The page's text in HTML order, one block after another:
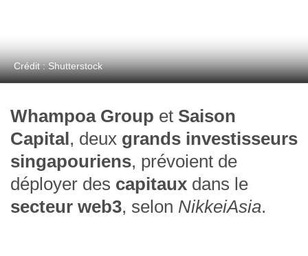
Crédit : Shutterstock
Whampoa Group et Saison
Capital , deux grands investisseurs
singapouriens, prévoient de
déployer des capitaux dans le
secteur web3, selon NikkeiAsia.